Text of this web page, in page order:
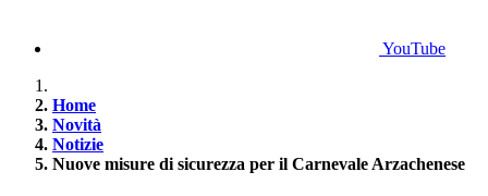
YouTube
Home
Novità
Notizie
Nuove misure di sicurezza per il Carnevale Arzachenese